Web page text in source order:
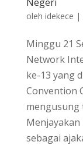
oleh idekece |
Minggu 21
Network
ke-13 yang
Convention
mengusung
Menjayakan
sebagai